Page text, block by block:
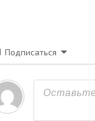
Подписаться